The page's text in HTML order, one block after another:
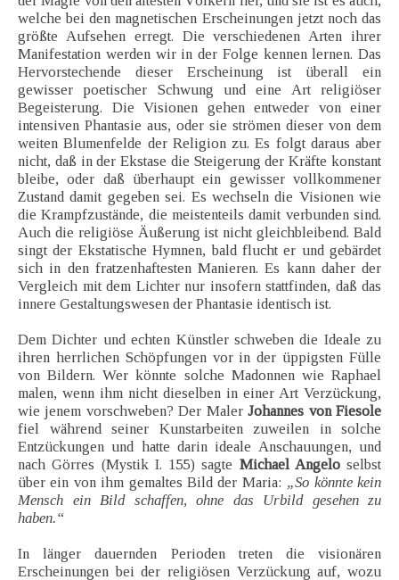
welche bei den magnetischen Erscheinungen jetzt noch das
größte Aufsehen erregt. Die verschiedenen Arten ihrer
Manifestation werden wir in der Folge kennen lernen. Das
Hervorstechende dieser Erscheinung ist überall ein
gewisser poetischer Schwung und eine Art religiöser
Begeisterung. Die Visionen gehen entweder von einer
intensiven Phantasie aus, oder sie strömen dieser von dem
weiten Blumenfelde der Religion zu. Es folgt daraus aber
nicht, daß in der Ekstase die Steigerung der Kräfte konstant
bleibe, oder daß überhaupt ein gewisser vollkommener
Zustand damit gegeben sei. Es wechseln die Visionen wie
die Krampfzustände, die meistenteils damit verbunden sind.
Auch die religiöse Äußerung ist nicht gleichbleibend. Bald
singt der Ekstatische Hymnen, bald flucht er und gebärdet
sich in den fratzenhaftesten Manieren. Es kann daher der
Vergleich mit dem Lichter nur insofern stattfinden, daß das
innere Gestaltungswesen der Phantasie identisch ist.
Dem Dichter und echten Künstler schweben die Ideale zu
ihren herrlichen Schöpfungen vor in der üppigsten Fülle
von Bildern. Wer könnte solche Madonnen wie Raphael
malen, wenn ihm nicht dieselben in einer Art Verzückung,
wie jenem vorschweben? Der MalerJohannes von Fiesole
fiel während seiner Kunstarbeiten zuweilen in solche
Entzückungen und hatte darin ideale Anschauungen, und
nach Görres (Mystik I. 155) sagte Michael Angeloselbst
über ein von ihm gemaltes Bild der Maria: „So könnte kein
Mensch ein Bild schaffen, ohne das Urbild gesehen zu
haben.“
In länger dauernden Perioden treten die visionären
Erscheinungen bei der religiösen Verzückung auf, wozu